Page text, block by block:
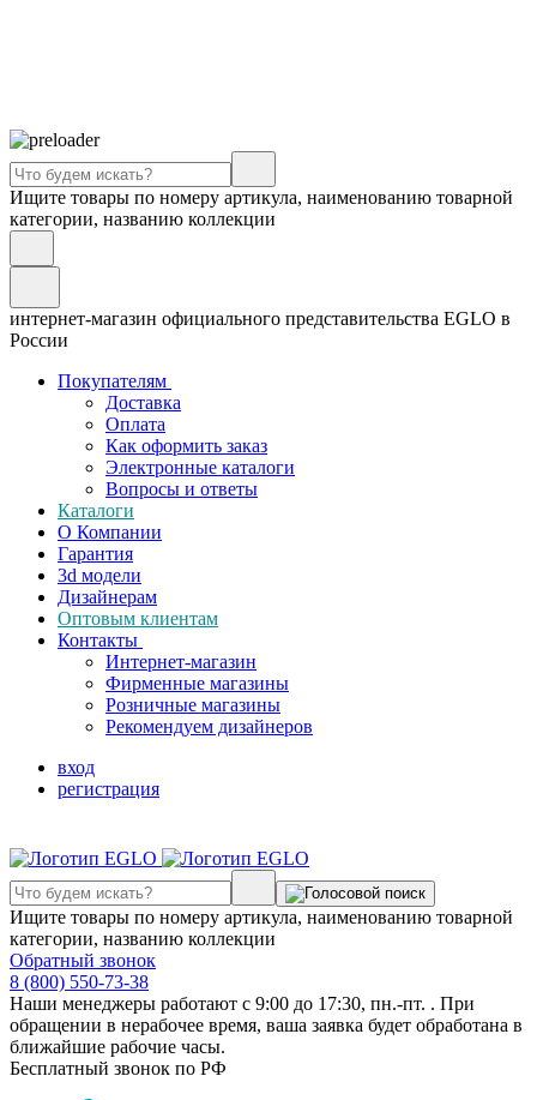
Ищите товары по номеру артикула, наименованию товарной
категории, названию коллекции
интернет-магазин официального представительства EGLO в
России
Покупателям
Доставка
Оплата
Как оформить заказ
Электронные каталоги
Вопросы и ответы
Каталоги
О Компании
Гарантия
3d модели
Дизайнерам
Оптовым клиентам
Контакты
Интернет-магазин
Фирменные магазины
Розничные магазины
Рекомендуем дизайнеров
вход
регистрация
Ищите товары по номеру артикула, наименованию товарной
категории, названию коллекции
Обратный звонок
8 (800) 550-73-38
Наши менеджеры работают с 9:00 до 17:30, пн.-пт. . При
обращении в нерабочее время, ваша заявка будет обработана в
ближайшие рабочие часы.
Бесплатный звонок по РФ